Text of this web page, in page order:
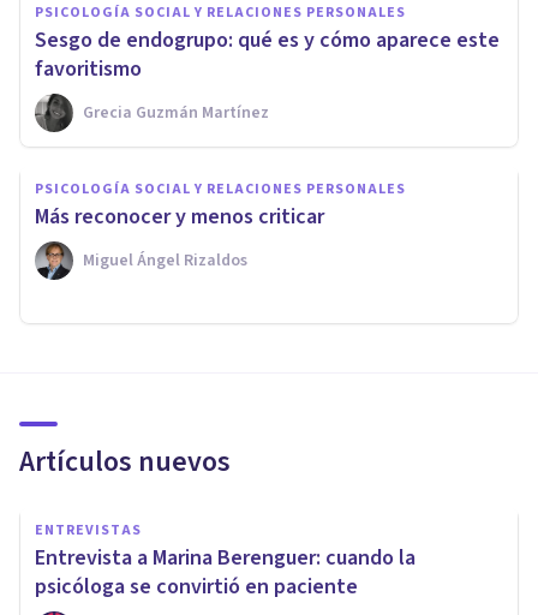
PSICOLOGÍA SOCIAL Y RELACIONES PERSONALES
Sesgo de endogrupo: qué es y cómo aparece este
favoritismo
Grecia Guzmán Martínez
PSICOLOGÍA SOCIAL Y RELACIONES PERSONALES
Más reconocer y menos criticar
Miguel Ángel Rizaldos
Artículos nuevos
ENTREVISTAS
Entrevista a Marina Berenguer: cuando la
psicóloga se convirtió en paciente